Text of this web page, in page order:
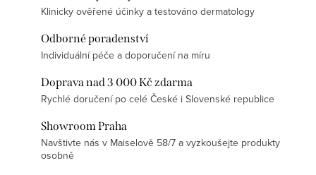
Klinicky ověřené účinky a testováno dermatology
Odborné poradenství
Individuální péče a doporučení na míru
Doprava nad 3 000 Kč zdarma
Rychlé doručení po celé České i Slovenské republice
Showroom Praha
Navštivte nás v Maiselově 58/7 a vyzkoušejte produkty
osobně